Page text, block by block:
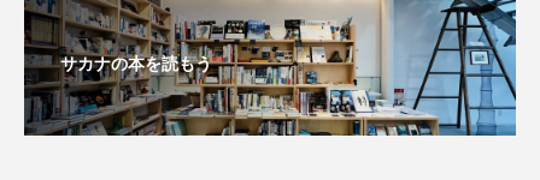
サカナの本を読もう